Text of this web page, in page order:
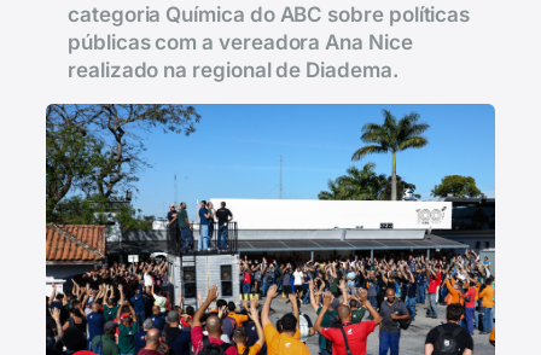
categoria Química do ABC sobre políticas
públicas com a vereadora Ana Nice
realizado na regional de Diadema.